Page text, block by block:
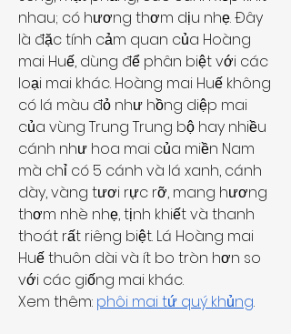
nhau; có hương thơm dịu nhẹ. Đây
là đặc tính cảm quan của Hoàng
mai Huế, dùng để phân biệt với các
loại mai khác. Hoàng mai Huế không
có lá màu đỏ như hồng diệp mai
của vùng Trung Trung bộ hay nhiều
cánh như hoa mai của miền Nam
mà chỉ có 5 cánh và lá xanh, cánh
dày, vàng tươi rực rỡ, mang hương
thơm nhè nhẹ, tịnh khiết và thanh
thoát rất riêng biệt. Lá Hoàng mai
Huế thuôn dài và ít bo tròn hơn so
với các giống mai khác.
Xem thêm: phôi mai tứ quý khủng.